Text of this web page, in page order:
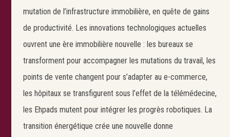
mutation de l’infrastructure immobilière, en quête de gains
de productivité. Les innovations technologiques actuelles
ouvrent une ère immobilière nouvelle : les bureaux se
transforment pour accompagner les mutations du travail, les
points de vente changent pour s’adapter au e-commerce,
les hôpitaux se transfigurent sous l’effet de la télémédecine,
les Ehpads mutent pour intégrer les progrès robotiques. La
transition énergétique crée une nouvelle donne